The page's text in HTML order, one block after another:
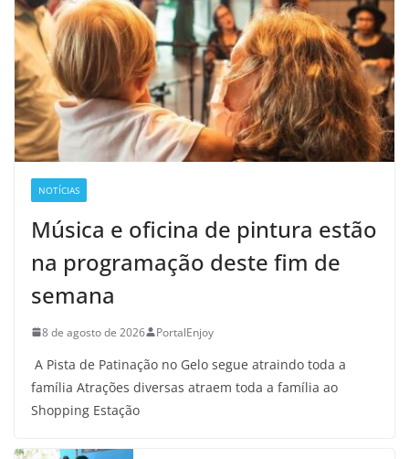
NOTÍCIAS
Música e oficina de pintura estão
na programação deste fim de
semana
8 de agosto de 2026 PortalEnjoy
A Pista de Patinação no Gelo segue atraindo toda a
família Atrações diversas atraem toda a família ao
Shopping Estação